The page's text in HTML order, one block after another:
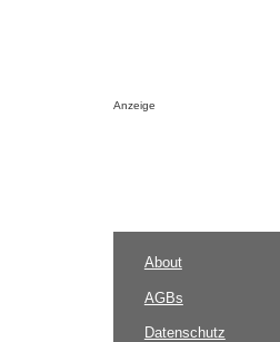
Anzeige
About
AGBs
Datenschutz